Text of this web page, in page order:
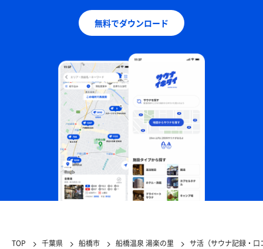
無料でダウンロード
TOP 千葉県 船橋市 船橋温泉 湯楽の里 サ活（サウナ記録・口